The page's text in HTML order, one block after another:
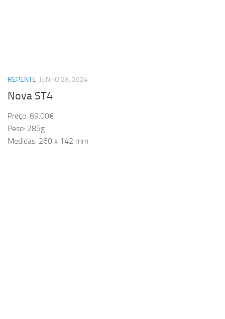
REPENTE JUNHO 28, 2024
Nova ST4
Preço: 69.00€
Peso: 285g
Medidas: 260 x 142 mm